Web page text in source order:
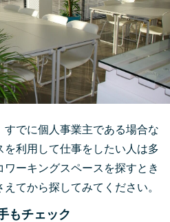
すでに個人事業主である場合な
を利用して仕事をしたい人は多
ーキングスペースを探すとき
てから探してみてください。
もチェック